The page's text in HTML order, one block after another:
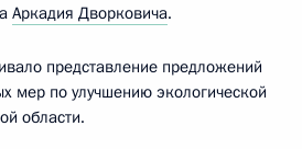
Аркадия Дворковича.
представление предложений
мер по улучшению экологической
области.